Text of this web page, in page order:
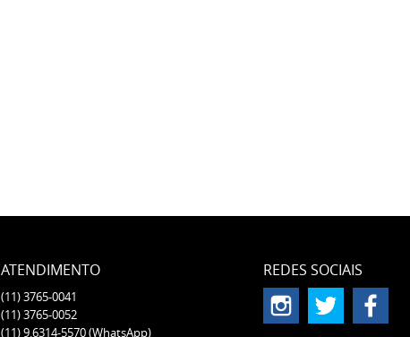
ATENDIMENTO
(11)3765-0041
(11)3765-0052
(11)9.6314-5570(WhatsApp)
REDES SOCIAIS